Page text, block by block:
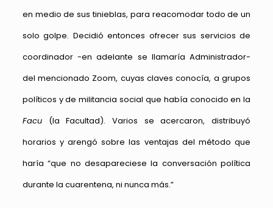
en medio de sus tinieblas, para reacomodar todo de un
solo golpe. Decidió entonces ofrecer sus servicios de
coordinador -en adelante se llamaría Administrador-
del mencionado Zoom, cuyas claves conocía, a grupos
políticos y de militancia social que había conocido en la
Facu(la Facultad). Varios se acercaron, distribuyó
horarios y arengó sobre las ventajas del método que
haría “que no desapareciese la conversación política
durante la cuarentena, ni nunca más.”